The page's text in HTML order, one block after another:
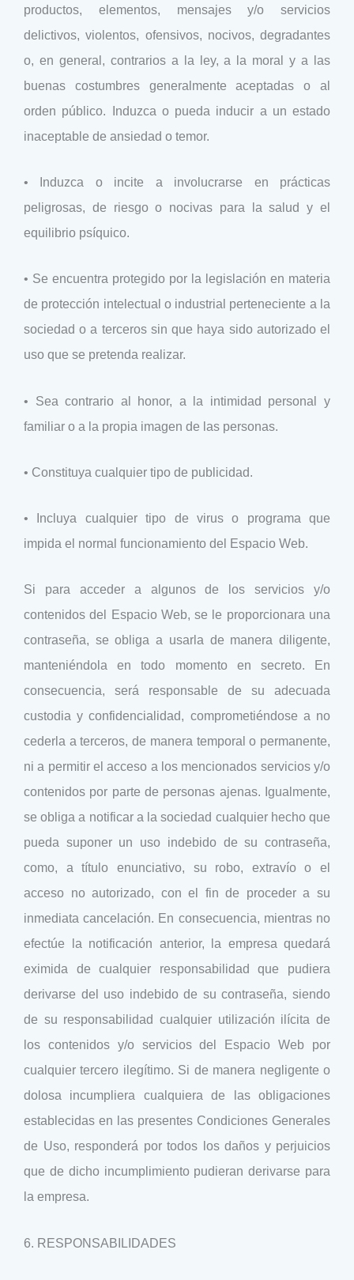
productos, elementos, mensajes y/o servicios
delictivos, violentos, ofensivos, nocivos, degradantes
o, en general, contrarios a la ley, a la moral y a las
buenas costumbres generalmente aceptadas o al
orden público. Induzca o pueda inducir a un estado
inaceptable de ansiedad o temor.
• Induzca o incite a involucrarse en prácticas
peligrosas, de riesgo o nocivas para la salud y el
equilibrio psíquico.
• Se encuentra protegido por la legislación en materia
de protección intelectual o industrial perteneciente a la
sociedad o a terceros sin que haya sido autorizado el
uso que se pretenda realizar.
• Sea contrario al honor, a la intimidad personal y
familiar o a la propia imagen de las personas.
• Constituya cualquier tipo de publicidad.
• Incluya cualquier tipo de virus o programa que
impida el normal funcionamiento del Espacio Web.
Si para acceder a algunos de los servicios y/o
contenidos del Espacio Web, se le proporcionara una
contraseña, se obliga a usarla de manera diligente,
manteniéndola en todo momento en secreto. En
consecuencia, será responsable de su adecuada
custodia y confidencialidad, comprometiéndose a no
cederla a terceros, de manera temporal o permanente,
ni a permitir el acceso a los mencionados servicios y/o
contenidos por parte de personas ajenas. Igualmente,
se obliga a notificar a la sociedad cualquier hecho que
pueda suponer un uso indebido de su contraseña,
como, a título enunciativo, su robo, extravío o el
acceso no autorizado, con el fin de proceder a su
inmediata cancelación. En consecuencia, mientras no
efectúe la notificación anterior, la empresa quedará
eximida de cualquier responsabilidad que pudiera
derivarse del uso indebido de su contraseña, siendo
de su responsabilidad cualquier utilización ilícita de
los contenidos y/o servicios del Espacio Web por
cualquier tercero ilegítimo. Si de manera negligente o
dolosa incumpliera cualquiera de las obligaciones
establecidas en las presentes Condiciones Generales
de Uso, responderá por todos los daños y perjuicios
que de dicho incumplimiento pudieran derivarse para
la empresa.
6. RESPONSABILIDADES